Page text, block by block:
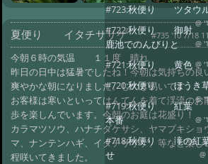
夏便り イタチササゲ #735 '10 7/18
今朝６時の気温 １１度 晴れ
昨日の日中は猛暑でしたね！今朝は気持ちの良
爽やかな朝になりました。しのぎ易いです。
お客様は寒いといってはんてんを着て渓流のお
歩を楽しんでいます。今朝のお庭は花盛り！
カラマツソウ、ハナチダケサシ、ヤマブキショ
マ、ナンテンハギ、イタチササゲ、等など楽し
程咲いてきました。
#723:秋便り ツタウ
@
#722:秋便り 御射
鹿池でのんびりと
@
#721:秋便り 黄色 @
#720:秋便り ほうき
@
#719:秋便り 紅葉
本番
@
#718:秋便り 滝の紅葉
せ